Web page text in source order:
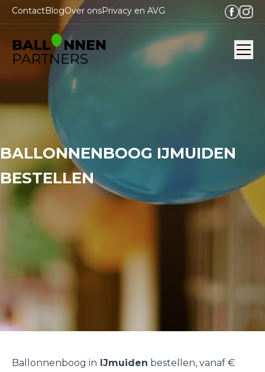
ContactBlogOver onsPrivacy en AVG
BALLONNENBOOG IJMUIDEN
BESTELLEN
Ballonnenboog in IJmuiden bestellen, vanaf €